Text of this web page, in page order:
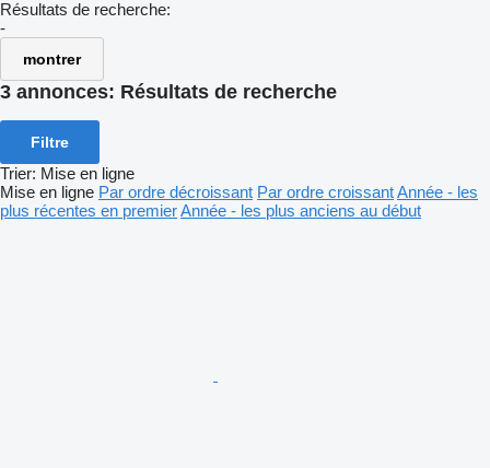
Résultats de recherche:
-
montrer
3 annonces: Résultats de recherche
Filtre
Trier: Mise en ligne
Mise en ligne Par ordre décroissant Par ordre croissantAnnée - les
plus récentes en premierAnnée - les plus anciens au début